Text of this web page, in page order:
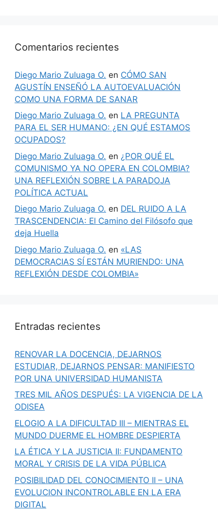
Comentarios recientes
Diego Mario Zuluaga O. en CÓMO SAN
AGUSTÍN ENSEÑÓ LA AUTOEVALUACIÓN
COMO UNA FORMA DE SANAR
Diego Mario Zuluaga O. en LA PREGUNTA
PARA EL SER HUMANO: ¿EN QUÉ ESTAMOS
OCUPADOS?
Diego Mario Zuluaga O. en ¿POR QUÉ EL
COMUNISMO YA NO OPERA EN COLOMBIA?
UNA REFLEXIÓN SOBRE LA PARADOJA
POLÍTICA ACTUAL
Diego Mario Zuluaga O. en DEL RUIDO A LA
TRASCENDENCIA: El Camino del Filósofo que
deja Huella
Diego Mario Zuluaga O. en «LAS
DEMOCRACIAS SÍ ESTÁN MURIENDO: UNA
REFLEXIÓN DESDE COLOMBIA»
Entradas recientes
RENOVAR LA DOCENCIA, DEJARNOS
ESTUDIAR, DEJARNOS PENSAR: MANIFIESTO
POR UNA UNIVERSIDAD HUMANISTA
TRES MIL AÑOS DESPUÉS: LA VIGENCIA DE LA
ODISEA
ELOGIO A LA DIFICULTAD III – MIENTRAS EL
MUNDO DUERME EL HOMBRE DESPIERTA
LA ÉTICA Y LA JUSTICIA II: FUNDAMENTO
MORAL Y CRISIS DE LA VIDA PÚBLICA
POSIBILIDAD DEL CONOCIMIENTO II – UNA
EVOLUCION INCONTROLABLE EN LA ERA
DIGITAL